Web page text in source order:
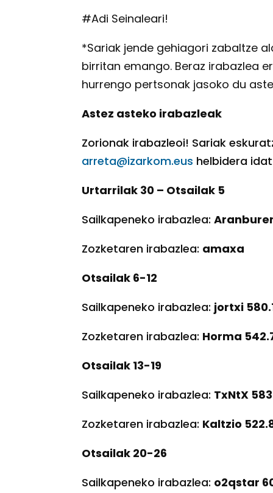
#Adi Seinaleari!
*Sariak jende gehiagori zabaltze
birritan emango. Beraz irabazlea
hurrengo pertsonak jasoko du
Astez asteko irabazleak
Zorionak irabazleoi! Sariak
arreta@izarkom.eus helbidera
Urtarrilak 30 – Otsailak 5
Sailkapeneko irabazlea:
Zozketaren irabazlea: amaxa
Otsailak 6-12
Sailkapeneko irabazlea: jortxi
Zozketaren irabazlea: Horma
Otsailak 13-19
Sailkapeneko irabazlea: TxNtX
Zozketaren irabazlea: Kaltzio
Otsailak 20-26
Sailkapeneko irabazlea: o2qstar